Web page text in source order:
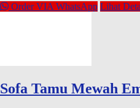
Order VIA WhatsApp Lihat
Sofa Tamu Mewah